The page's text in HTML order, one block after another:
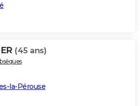
(45 ans)
la-Pérouse